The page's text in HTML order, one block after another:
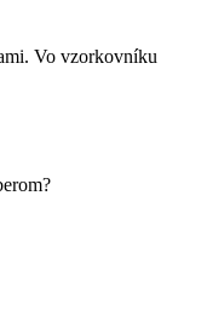
Vo vzorkovníku